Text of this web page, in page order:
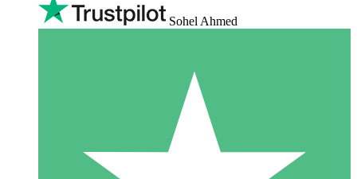
Sohel Ahmed